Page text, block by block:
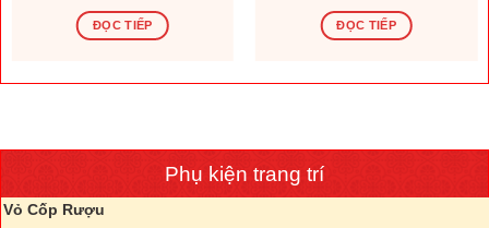
ĐỌC TIẾP ĐỌC TIẾP
Phụ kiện trang trí
Vỏ Cốp Rượu